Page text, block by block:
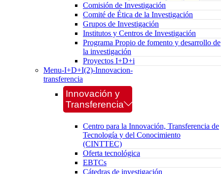
Comisión de Investigación
Comité de Ética de la Investigación
Grupos de Investigación
Institutos y Centros de Investigación
Programa Propio de fomento y desarrollo de
la investigación
Proyectos I+D+i
Menu-I+D+I(2)-Innovacion-
transferencia
Innovación y
Transferencia
Centro para la Innovación, Transferencia de
Tecnología y del Conocimiento
(CINTTEC)
Oferta tecnológica
EBTCs
Cátedras de investigación